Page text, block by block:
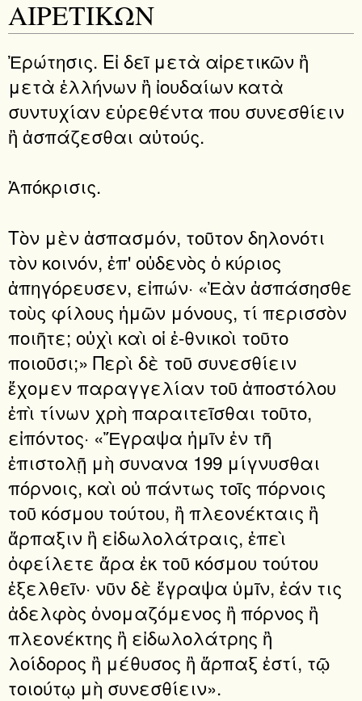
ΑΙΡΕΤΙΚΩΝ
Ἐρώτησις. Εἰ δεῖ μετὰ αἱρετικῶν ἢ
μετὰ ἑλλήνων ἢ ἰουδαίων κατὰ
συντυχίαν εὑρεθέντα που συνεσθίειν
ἢ ἀσπάζεσθαι αὐτούς.
Ἀπόκρισις.
Τὸν μὲν ἀσπασμόν, τοῦτον δηλονότι
τὸν κοινόν, ἐπ' οὐδενὸς ὁ κύριος
ἀπηγόρευσεν, εἰπών· «Ἐὰν ἀσπάσησθε
τοὺς φίλους ἡμῶν μόνους, τί περισσὸν
ποιῆτε; οὐχὶ καὶ οἱ ἐ-θνικοὶ τοῦτο
ποιοῦσι;» Περὶ δὲ τοῦ συνεσθίειν
ἔχομεν παραγγελίαν τοῦ ἀποστόλου
ἐπὶ τίνων χρὴ παραιτεῖσθαι τοῦτο,
εἰπόντος· «Ἔγραψα ἡμῖν ἐν τῆ
ἐπιστολῇ μὴ συνανα 199 μίγνυσθαι
πόρνοις, καὶ οὐ πάντως τοῖς πόρνοις
τοῦ κόσμου τούτου, ἢ πλεονέκταις ἢ
ἅρπαξιν ἢ εἰδωλολάτραις, ἐπεὶ
ὀφείλετε ἄρα ἐκ τοῦ κόσμου τούτου
ἐξελθεῖν· νῦν δὲ ἔγραψα ὑμῖν, ἐάν τις
ἀδελφὸς ὀνομαζόμενος ἢ πόρνος ἢ
πλεονέκτης ἢ εἰδωλολάτρης ἢ
λοίδορος ἢ μέθυσος ἢ ἅρπαξ ἐστί, τῷ
τοιούτῳ μὴ συνεσθίειν».